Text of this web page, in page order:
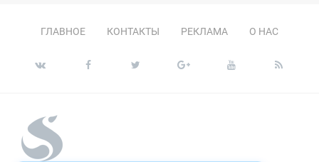
ГЛАВНОЕ КОНТАКТЫ РЕКЛАМА О НАС